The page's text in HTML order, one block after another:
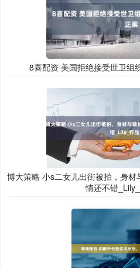
8喜配资 美国拒绝接受世卫组
博大策略 小s二女儿出街被拍，身
情还不错